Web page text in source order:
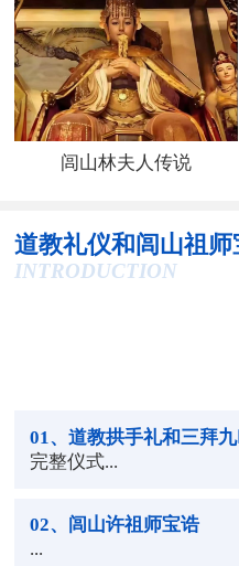
闾山林夫人传说
道教礼仪和闾山祖师
INTRODUCTION
01 、道教拱手礼和三拜
完整仪式...
02、闾山许祖师宝诰
...